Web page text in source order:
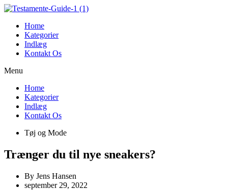
Videre
indholdHome
Kategorier
Indlæg
Kontakt Os
Menu
Home
Kategorier
Indlæg
Kontakt Os
Tøj og Mode
Trænger du til nye sneakers?
By Jens Hansen
september 29, 2022